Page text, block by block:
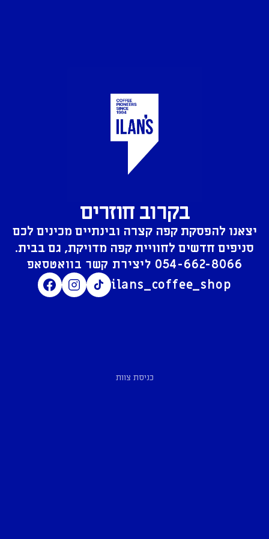
בקרוב חוזרים
יצאנו להפסקת קפה קצרה ובינתיים מכינים לכם
סניפים חדשים לחוויית קפה מדויקת, גם בבית.
054-662-8066
ilans_coffee_shop
כניסת צוות